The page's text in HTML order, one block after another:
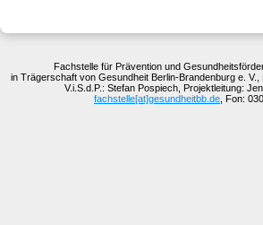
Fachstelle für Prävention und
in Trägerschaft von Gesundheit Berlin-Brandenburg e. V.,
V.i.S.d.P.: Stefan Pospiech, Projektleitung:
fachstelle[at]gesundheitbb.de , Fon: